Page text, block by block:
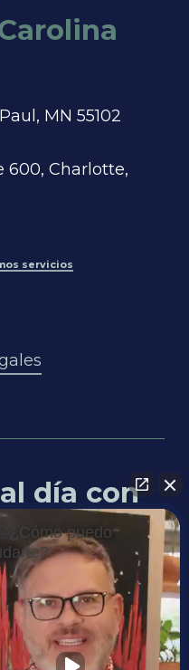
MN 55102
600, Charlotte,
servicios
día con
puedo